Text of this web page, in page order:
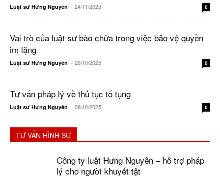
Luật sư Hưng Nguyên - 24/11/2025 0
Vai trò của luật sư bào chữa trong việc bảo vệ quyền
im lặng
Luật sư Hưng Nguyên - 29/10/2025 0
Tư vấn pháp lý về thủ tục tố tụng
Luật sư Hưng Nguyên - 08/10/2025 0
TƯ VẤN HÌNH SỰ
Công ty luật Hưng Nguyên – hỗ trợ pháp
lý cho người khuyết tật